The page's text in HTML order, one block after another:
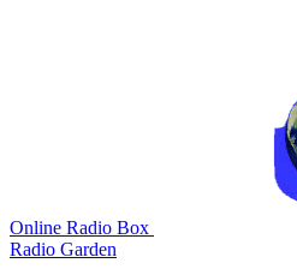
Online Radio Box
Radio Garden